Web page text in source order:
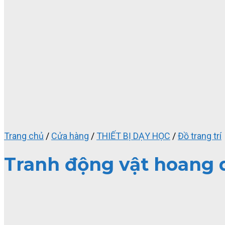
Trang chủ / Cửa hàng / THIẾT BỊ DẠY HỌC /Đồ trang trí
Tranh động vật hoang